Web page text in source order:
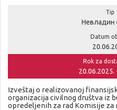
Tip
Невладин
Datum
Rok za
20.06.2025.
Izveštaj o realizovanoj
organizacija civilnog društva iz
opredeljenih za rad Komisije za